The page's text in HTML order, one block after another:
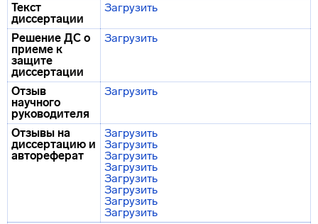
Текст
диссертации
Загрузить
Решение ДС о
приеме к
защите
диссертации
Загрузить
Отзыв
научного
руководителя
Загрузить
Отзывы на
диссертацию и
автореферат
Загрузить
Загрузить
Загрузить
Загрузить
Загрузить
Загрузить
Загрузить
Загрузить